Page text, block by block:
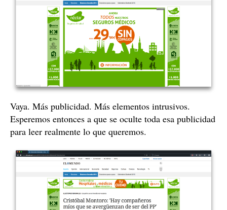
Vaya. Más publicidad. Más elementos intrusivos.
Esperemos entonces a que se oculte toda esa publicidad
para leer realmente lo que queremos.